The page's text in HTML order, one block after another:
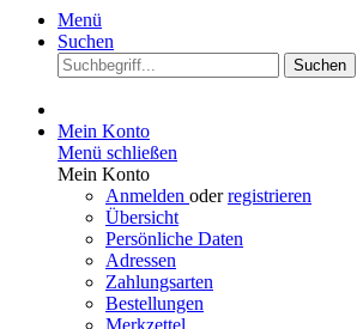
Menü
Suchen
Suchen
Mein Konto
Menü schließen
Mein Konto
Anmelden oderregistrieren
Übersicht
Persönliche Daten
Adressen
Zahlungsarten
Bestellungen
Merkzettel